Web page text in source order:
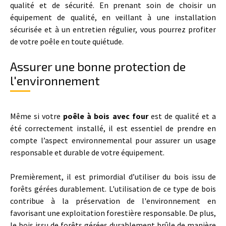
qualité et de sécurité. En prenant soin de choisir un
équipement de qualité, en veillant à une installation
sécurisée et à un entretien régulier, vous pourrez profiter
de votre poêle en toute quiétude.
Assurer une bonne protection de
l'environnement
Même si votre poêle à bois avec fourest de qualité et a
été correctement installé, il est essentiel de prendre en
compte l’aspect environnemental pour assurer un usage
responsable et durable de votre équipement.
Premièrement, il est primordial d’utiliser du bois issu de
forêts gérées durablement. L'utilisation de ce type de bois
contribue à la préservation de l'environnement en
favorisant une exploitation forestière responsable. De plus,